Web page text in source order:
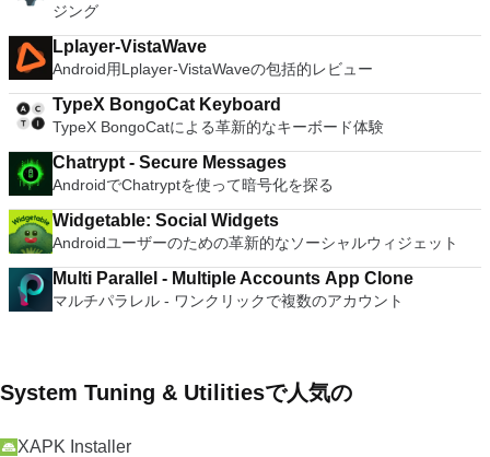
ジング
Lplayer-VistaWave
Android用Lplayer-VistaWaveの包括的レビュー
TypeX BongoCat Keyboard
TypeX BongoCatによる革新的なキーボード体験
Chatrypt - Secure Messages
AndroidでChatryptを使って暗号化を探る
Widgetable: Social Widgets
Androidユーザーのための革新的なソーシャルウィジェット
Multi Parallel - Multiple Accounts App Clone
マルチパラレル - ワンクリックで複数のアカウント
System Tuning & Utilitiesで人気の
XAPK Installer